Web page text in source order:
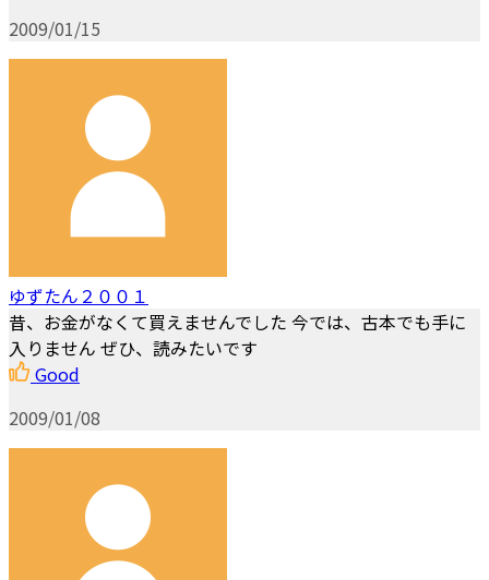
2009/01/15
ゆずたん２００１
昔、お金がなくて買えませんでした 今では、古本でも手に
入りません ぜひ、読みたいです
Good
2009/01/08